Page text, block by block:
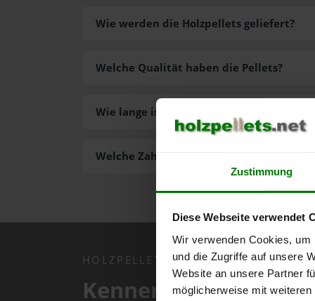
Zustimmung
Diese Webseite verwendet
Wir verwenden Cookies,
und die Zugriffe auf unsere
Website an unsere Partner
möglicherweise mit
Wie werden die Holzpellets geliefert?
Welche Zahlungsarten gibt es?
Welche Qualität haben die Pellets?
Wie lange ist die Lieferzeit der Pellets?
HOLZPELLETS.NET APP
Kennen Sie schon